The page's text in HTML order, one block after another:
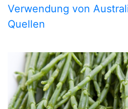
Verwendung von
Quellen